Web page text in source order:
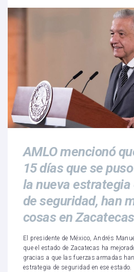
AMLO mencionó
15 días que se
la nueva
de seguridad, han
cosas en Zacatecas
El presidente de México, Andrés
que el estado de Zacatecas ha
gracias a que las fuerzas armadas
estrategia de seguridad en ese estado.